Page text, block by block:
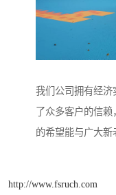
我们公司拥有经济
了众多客户的信
的希望能与广大新
http://www.fsruch.com